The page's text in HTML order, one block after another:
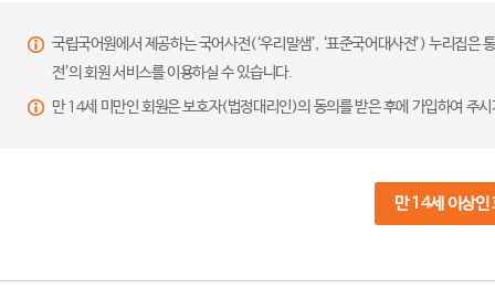
국립국어원에서 제공하는 국어사전(‘우리말샘’, ‘표준국어대사전’) 누리집
전’의 회원 서비스를 이용하실 수 있습니다.
만 14세 미만인 회원은 보호자(법정대리인)의 동의를 받은 후에 가입하여 주
만 14세 이상인